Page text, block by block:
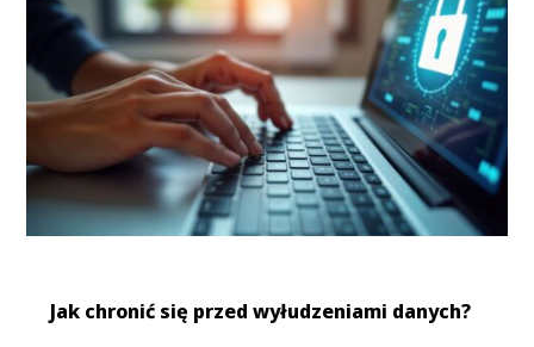
Jak chronić się przed wyłudzeniami danych?